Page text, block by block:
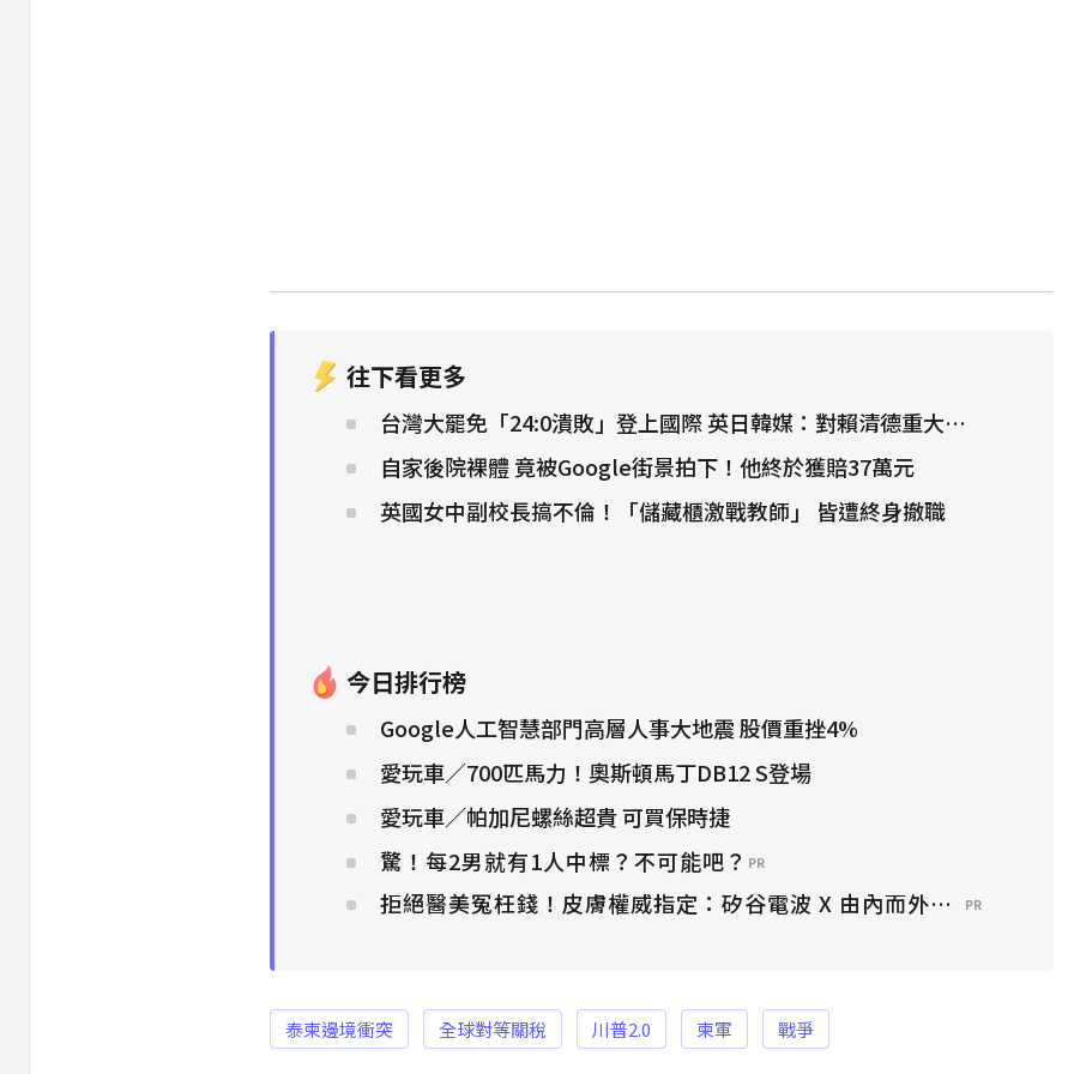
往下看更多
台灣大罷免「24:0潰敗」登上國際 英日韓媒：對賴清德重大打擊
自家後院裸體 竟被Google街景拍下！他終於獲賠37萬元
英國女中副校長搞不倫！「儲藏櫃激戰教師」 皆遭終身撤職
今日排行榜
Google人工智慧部門高層人事大地震 股價重挫4%
愛玩車／700匹馬力！奧斯頓馬丁DB12 S登場
愛玩車／帕加尼螺絲超貴 可買保時捷
驚！每2男就有1人中標？不可能吧？ PR
拒絕醫美冤枉錢！皮膚權威指定：矽谷電波 X 由內而外養出逆齡好膚
PR
泰柬邊境衝突 全球對等關稅 川普2.0 柬軍 戰爭